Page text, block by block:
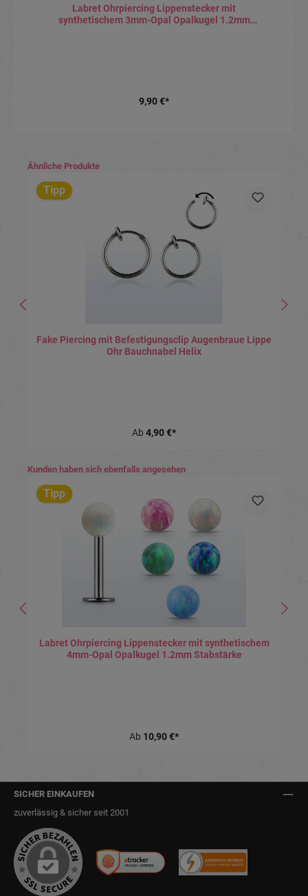
Labret Ohrpiercing Lippenstecker mit
synthetischem 3mm-Opal Opalkugel 1.2mm
9,90 €*
Produktgalerie überspringen
Ähnliche Produkte
Tipp
Fake Piercing mit Befestigungsclip Augenbraue Lippe
Ohr Bauchnabel Helix
Ab 4,90 €*
Produktgalerie überspringen
Kunden haben sich ebenfalls angesehen
Tipp
Labret Ohrpiercing Lippenstecker mit synthetischem
4mm-Opal Opalkugel 1.2mm Stabstärke
Ab 10,90 €*
SICHER EINKAUFEN
zuverlässig & sicher seit 2001